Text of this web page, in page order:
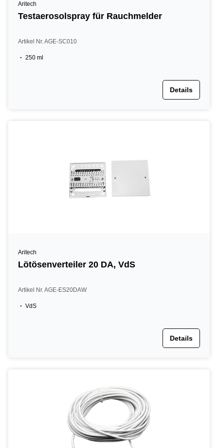
Aritech
Testaerosolspray für Rauchmelder
Artikel Nr. AGE-SC010
250 ml
Details
Aritech
Lötösenverteiler 20 DA, VdS
Artikel Nr. AGE-ES20DAW
VdS
Details